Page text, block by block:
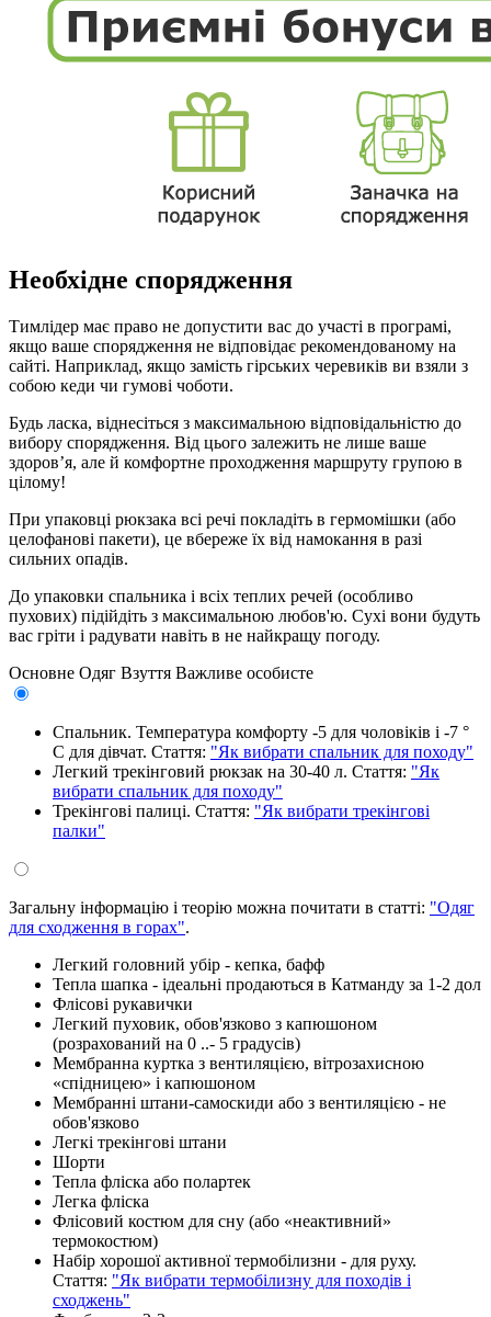
Необхідне спорядження
Тимлідер має право не допустити вас до участі в програмі,
якщо ваше спорядження не відповідає рекомендованому на
сайті. Наприклад, якщо замість гірських черевиків ви взяли з
собою кеди чи гумові чоботи.
Будь ласка, віднесіться з максимальною відповідальністю до
вибору спорядження. Від цього залежить не лише ваше
здоров’я, але й комфортне проходження маршруту групою в
цілому!
При упаковці рюкзака всі речі покладіть в гермомішки (або
целофанові пакети), це вбереже їх від намокання в разі
сильних опадів.
До упаковки спальника і всіх теплих речей (особливо
пухових) підійдіть з максимальною любов'ю. Сухі вони будуть
вас гріти і радувати навіть в не найкращу погоду.
Основне Одяг Взуття Важливе особисте
Спальник. Температура комфорту -5 для чоловіків і -7 °
С для дівчат. Стаття: "Як вибрати спальник для походу"
Легкий трекінговий рюкзак на 30-40 л. Стаття: "Як
вибрати спальник для походу"
Трекінгові палиці. Стаття: "Як вибрати трекінгові
палки"
Загальну інформацію і теорію можна почитати в статті: "Одяг
для сходження в горах".
Легкий головний убір - кепка, бафф
Тепла шапка - ідеальні продаються в Катманду за 1-2 дол
Флісові рукавички
Легкий пуховик, обов'язково з капюшоном
(розрахований на 0 ..- 5 градусів)
Мембранна куртка з вентиляцією, вітрозахисною
«спідницею» і капюшоном
Мембранні штани-самоскиди або з вентиляцією - не
обов'язково
Легкі трекінгові штани
Шорти
Тепла фліска або полартек
Легка фліска
Флісовий костюм для сну (або «неактивний»
термокостюм)
Набір хорошої активної термобілизни - для руху.
Стаття: "Як вибрати термобілизну для походів і
сходжень"